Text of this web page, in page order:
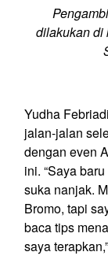
dilakukan di
Yudha
jalan-jalan
dengan even
ini. “Saya
suka nanjak.
Bromo, tapi
baca tips
saya